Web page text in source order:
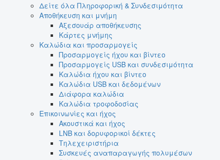
Δείτε όλα Πληροφορική & Συνδεσιμότητα
Αποθήκευση και μνήμη
Αξεσουάρ αποθήκευσης
Κάρτες μνήμης
Καλώδια και προσαρμογείς
Προσαρμογείς ήχου και βίντεο
Προσαρμογείς USB και συνδεσιμότητα
Καλώδια ήχου και βίντεο
Καλώδια USB και δεδομένων
Διάφορα καλώδια
Καλώδια τροφοδοσίας
Επικοινωνίες και ήχος
Ακουστικά και ήχος
LNB και δορυφορικοί δέκτες
Τηλεχειριστήρια
Συσκευές αναπαραγωγής πολυμέσων